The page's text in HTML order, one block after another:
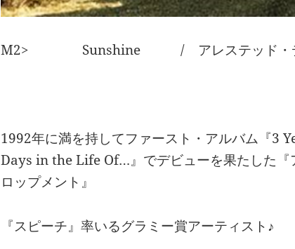
M2> Sunshine / アレステッド・ディ
1992年に満を持してファースト・アルバム『3
Days in the Life Of…』でデビューを果たした『
ロップメント』
『スピーチ』率いるグラミー賞アーティスト♪